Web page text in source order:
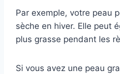
Par exemple, votre peau
sèche en hiver. Elle peut
plus grasse pendant les
Si vous avez une peau